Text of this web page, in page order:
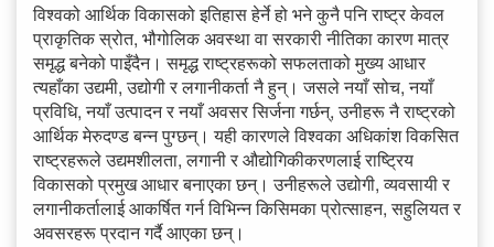
विश्वको आर्थिक विकासको इतिहास हेर्ने हो भने कुनै पनि राष्ट्र केवल
प्राकृतिक स्रोत, भौगोलिक अवस्था वा सरकारी नीतिका कारण मात्र
समृद्ध बनेको पाइँदैन। समृद्ध राष्ट्रहरूको सफलताको मुख्य आधार
त्यहाँका उद्यमी, उद्योगी र लगानीकर्ता नै हुन्। जसले नयाँ सोच, नयाँ
प्रविधि, नयाँ उत्पादन र नयाँ अवसर सिर्जना गर्छन्, उनीहरू नै राष्ट्रको
आर्थिक मेरुदण्ड बन्न पुग्छन्। यही कारणले विश्वका अधिकांश विकसित
राष्ट्रहरूले उद्यमशीलता, लगानी र औद्योगिकीकरणलाई राष्ट्रिय
विकासको प्रमुख आधार बनाएका छन्। उनीहरूले उद्योगी, व्यवसायी र
लगानीकर्तालाई आकर्षित गर्न विभिन्न किसिमका प्रोत्साहन, सहुलियत र
अवसरहरू प्रदान गर्दै आएका छन्।